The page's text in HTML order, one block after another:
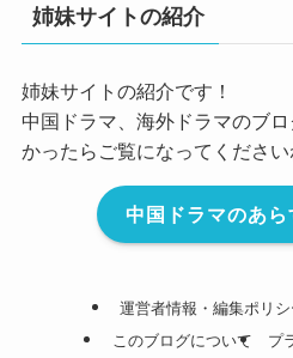
姉妹サイトの紹介
姉妹サイトの紹介です！
中国ドラマ、海外ドラマのブ
かったらご覧になってください
中国ドラマのあら
運営者情報・編集ポリシ
このブログについて
プ